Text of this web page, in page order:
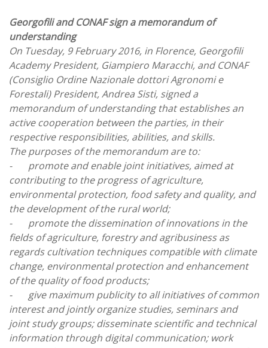
Georgofili and CONAF sign a memorandum of
understanding
On Tuesday, 9 February 2016, in Florence, Georgofili
Academy President, Giampiero Maracchi, and CONAF
(Consiglio Ordine Nazionale dottori Agronomi e
Forestali) President, Andrea Sisti, signed a
memorandum of understanding that establishes an
active cooperation between the parties, in their
respective responsibilities, abilities, and skills.
The purposes of the memorandum are to:
-
promote and enable joint initiatives, aimed at
contributing to the progress of agriculture,
environmental protection, food safety and quality, and
the development of the rural world;
-
promote the dissemination of innovations in the
fields of agriculture, forestry and agribusiness as
regards cultivation techniques compatible with climate
change, environmental protection and enhancement
of the quality of food products;
-
give maximum publicity to all initiatives of common
interest and jointly organize studies, seminars and
joint study groups; disseminate scientific and technical
information through digital communication; work